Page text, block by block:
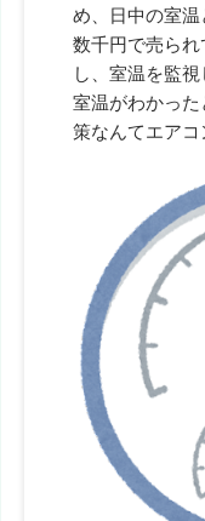
め、日中の室温
数千円で売ら
し、室温を監視
室温がわかっ
策なんてエア